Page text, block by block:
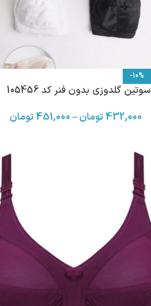
-10%
سوتین گلدوزی بدون فنر کد 105456
432,000تومان–
451,000تومان